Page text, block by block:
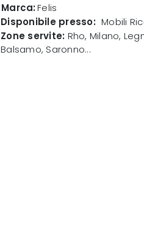
Marca:Felis
Disponibile presso: Mobili
Zone servite: Rho, Milano,
Balsamo, Saronno...